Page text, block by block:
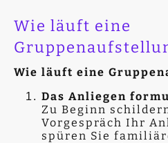
Wie läuft eine
Wie läuft eine
Das Anliegen
Zu Beginn
Vorgespräch Ihr
spüren Sie